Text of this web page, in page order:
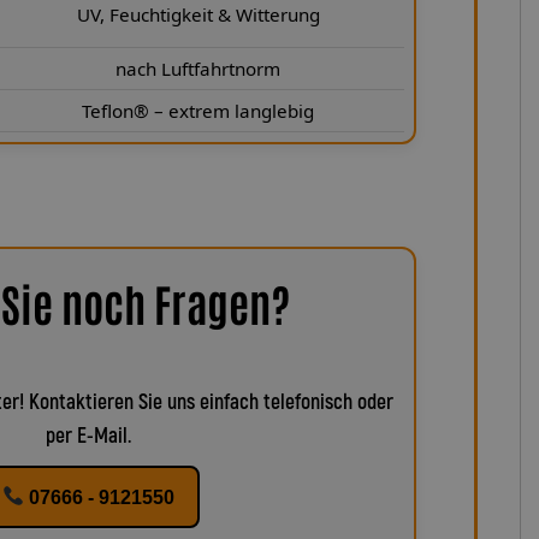
UV, Feuchtigkeit & Witterung
nach Luftfahrtnorm
Teflon® – extrem langlebig
noch Fragen?
Kontaktieren Sie uns einfach telefonisch oder
per E-Mail.
07666 - 9121550